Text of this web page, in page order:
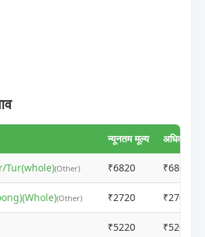
न्यूनतम मूल्य अधिकतम
Tur(whole)(Other) ₹6820 ₹6800
(Other) ₹2720 ₹2700
₹5220 ₹5200